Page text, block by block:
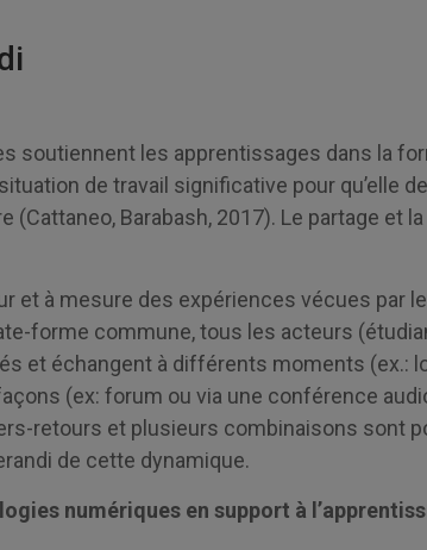
soutiennent les apprentissages dans la
de travail significative pour qu’elle
(Cattaneo, Barabash, 2017). Le partage et
et à mesure des expériences vécues par
forme commune, tous les acteurs
et échangent à différents moments (ex.:
(ex: forum ou via une conférence
retours et plusieurs combinaisons sont
de cette dynamique.
numériques en support à